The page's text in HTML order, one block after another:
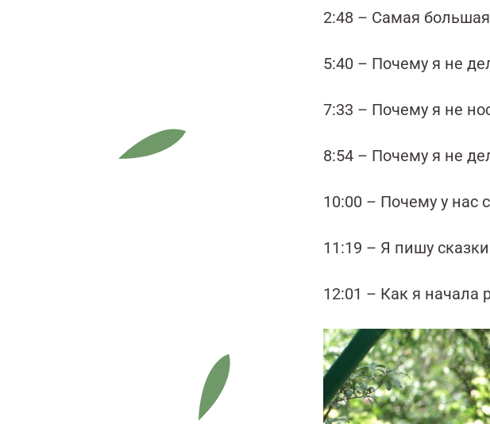
2:48 – Самая
5:40 – Почему я не
7:33 – Почему я не
8:54 – Почему я не
10:00 – Почему у
11:19 – Я пишу
12:01 – Как я начала
Видеоплеер